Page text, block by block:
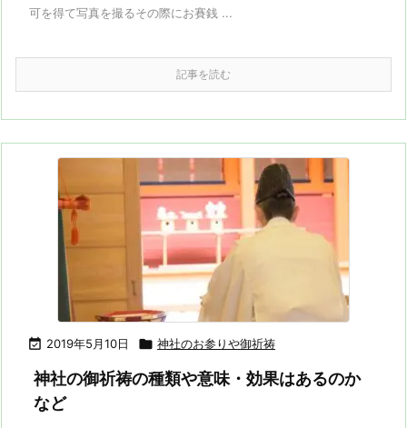
可を得て写真を撮るその際にお賽銭 ...
記事を読む
 2019年5月10日  神社のお参りや御祈祷
神社の御祈祷の種類や意味・効果はあるのか
など